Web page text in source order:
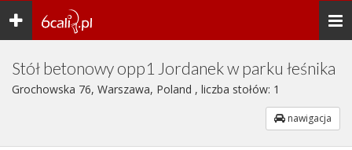
Toggle
navigation
Stół betonowy opp1 Jordanek w parku łeśnika
Grochowska 76, Warszawa, Poland , liczba stołów: 1
nawigacja